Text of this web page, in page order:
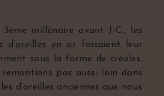
millénaire avant J-C., les
d’oreilles en orfaisaient leur
sous la forme de créoles.
remontions pas aussi loin dans
d’oreilles anciennes que nous